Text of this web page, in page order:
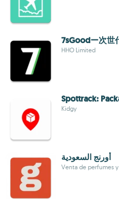
7sGoodー次世
HHO Limited
Spottrack:
Kidgy
أورنج السعودية
Venta de perfumes